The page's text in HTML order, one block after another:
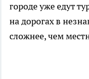
городе уже едут
на дорогах в
сложнее, чем